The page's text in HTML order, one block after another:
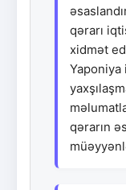
qərarı
xidmət
qərarın